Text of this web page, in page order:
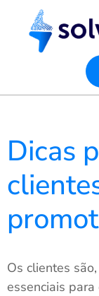
Dicas
Os clientes
essenciais